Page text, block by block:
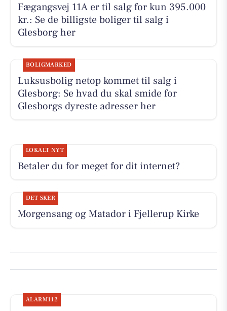
Fægangsvej 11A er til salg for kun 395.000
kr.: Se de billigste boliger til salg i
Glesborg her
BOLIGMARKED
Luksusbolig netop kommet til salg i
Glesborg: Se hvad du skal smide for
Glesborgs dyreste adresser her
LOKALT NYT
Betaler du for meget for dit internet?
DET SKER
Morgensang og Matador i Fjellerup Kirke
ALARM112